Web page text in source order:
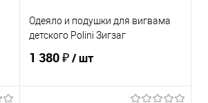
Одеяло и подушки для вигвама
детского Polini Зигзаг
1 380 ₽/ шт